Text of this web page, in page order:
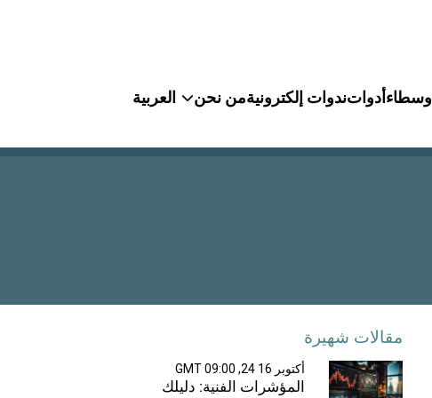
وسطاءأدواتندوات إلكترونيةمن نحن العربية
مقالات شهيرة
أكتوبر 16 24, 09:00 GMT
المؤشرات الفنية: دليلك